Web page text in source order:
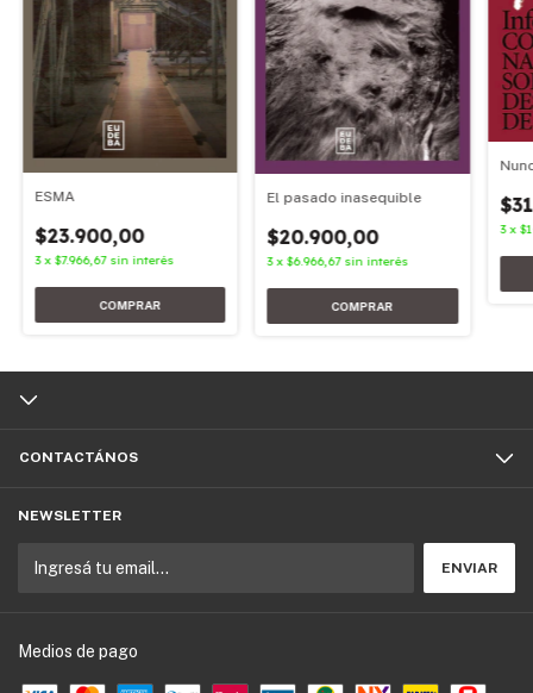
ESMA
$23.900,00
3 x $7.966,67 sin interés
El pasado inasequible
$20.900,00
3 x$6.966,67 sin interés
3 x
CONTACTÁNOS
NEWSLETTER
Medios de pago